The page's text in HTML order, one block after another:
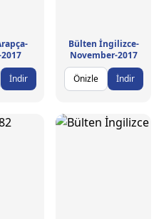
2017
İndir
Bülten İngilizce-
November-2017
Önizle
İndir